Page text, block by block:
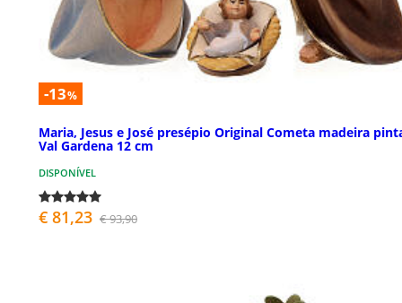
-13%
Maria, Jesus e José presépio Original Cometa madeira
Val Gardena 12 cm
DISPONÍVEL
€ 81,23 € 93,90